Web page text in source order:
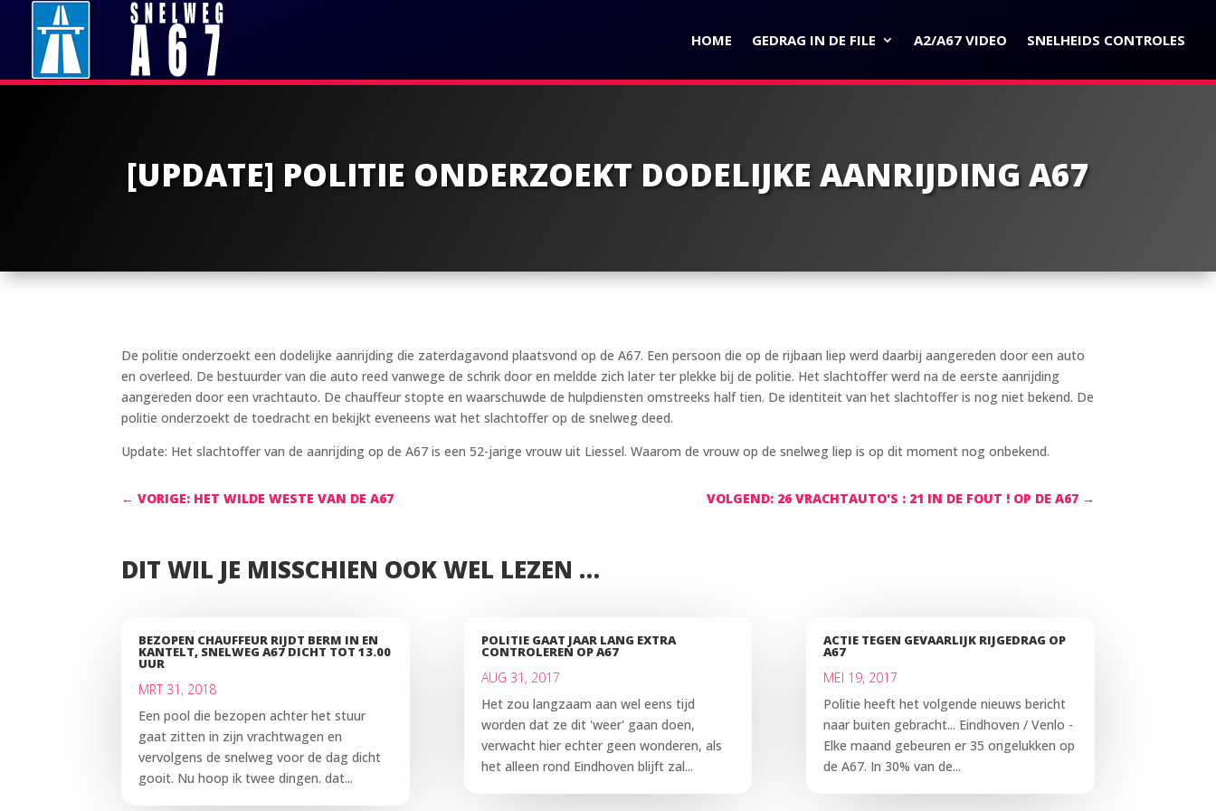
HOME GEDRAG IN DE FILE A2/A67 VIDEO SNELHEIDS CONTROLES
[UPDATE] POLITIE ONDERZOEKT DODELIJKE AANRIJDING A67
De politie onderzoekt een dodelijke aanrijding die zaterdagavond plaatsvond op de A67. Een persoon die op de rijbaan liep werd daarbij aangereden door een auto
en overleed. De bestuurder van die auto reed vanwege de schrik door en meldde zich later ter plekke bij de politie. Het slachtoffer werd na de eerste aanrijding
aangereden door een vrachtauto. De chauffeur stopte en waarschuwde de hulpdiensten omstreeks half tien. De identiteit van het slachtoffer is nog niet bekend. De
politie onderzoekt de toedracht en bekijkt eveneens wat het slachtoffer op de snelweg deed.
Update: Het slachtoffer van de aanrijding op de A67 is een 52-jarige vrouw uit Liessel. Waarom de vrouw op de snelweg liep is op dit moment nog onbekend.
←VORIGE: HET WILDE WESTE VAN DE A67 VOLGEND: 26 VRACHTAUTO'S : 21 IN DE FOUT ! OP DE A67→
DIT WIL JE MISSCHIEN OOK WEL LEZEN …
BEZOPEN CHAUFFEUR RIJDT BERM IN EN
KANTELT, SNELWEG A67 DICHT TOT 13.00
UUR
MRT 31, 2018
Een pool die bezopen achter het stuur
gaat zitten in zijn vrachtwagen en
vervolgens de snelweg voor de dag dicht
gooit. Nu hoop ik twee dingen. dat...
POLITIE GAAT JAAR LANG EXTRA
CONTROLEREN OP A67
AUG 31, 2017
Het zou langzaam aan wel eens tijd
worden dat ze dit 'weer' gaan doen,
verwacht hier echter geen wonderen, als
het alleen rond Eindhoven blijft zal...
ACTIE TEGEN GEVAARLIJK RIJGEDRAG OP
A67
MEI 19, 2017
Politie heeft het volgende nieuws bericht
naar buiten gebracht... Eindhoven / Venlo -
Elke maand gebeuren er 35 ongelukken op
de A67. In 30% van de...